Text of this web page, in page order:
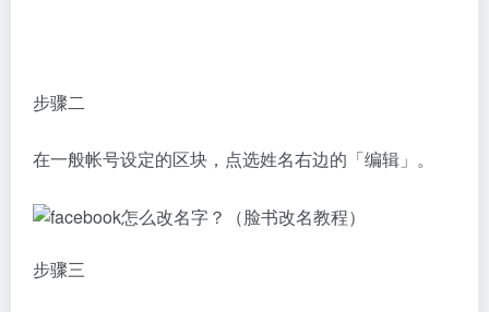
步骤二
在一般帐号设定的区块，点选姓名右边的「编辑」。
步骤三